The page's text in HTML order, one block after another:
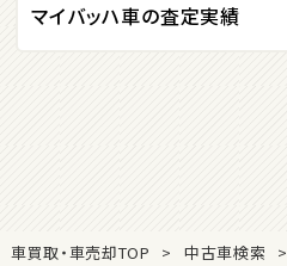
マイバッハ車の査定実績
車買取・車売却TOP 中古車検索